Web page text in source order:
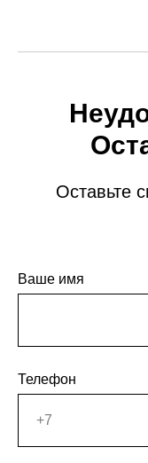
Оставьте
Ваше имя
Телефон